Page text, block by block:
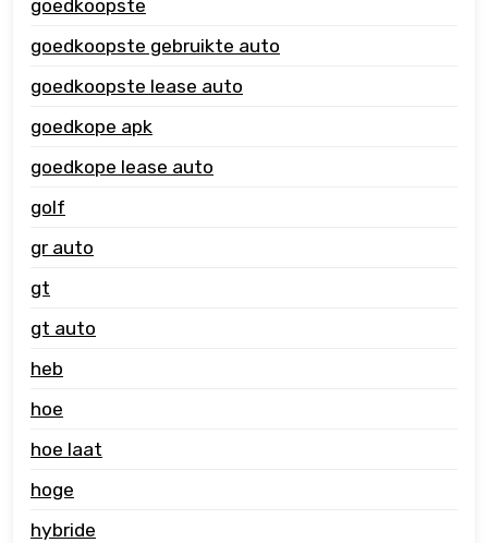
goedkoopste
goedkoopste gebruikte auto
goedkoopste lease auto
goedkope apk
goedkope lease auto
golf
gr auto
gt
gt auto
heb
hoe
hoe laat
hoge
hybride